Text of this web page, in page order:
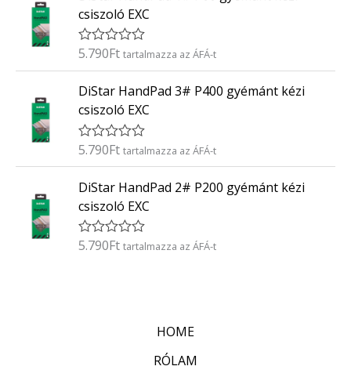
5
e
l
s
:
/
5
csiszoló EXC
É
é
e
l
é
s
:
/
5
5.790Ft tartalmazza az ÁFÁ-t
DiStar HandPad 3# P400 gyémánt kézi
csiszoló EXC
É
é
e
l
é
s
5.790Ft tartalmazza az ÁFÁ-t
DiStar HandPad 2# P200 gyémánt kézi
csiszoló EXC
É
5.790Ft tartalmazza az ÁFÁ-t
HOME
RÓLAM